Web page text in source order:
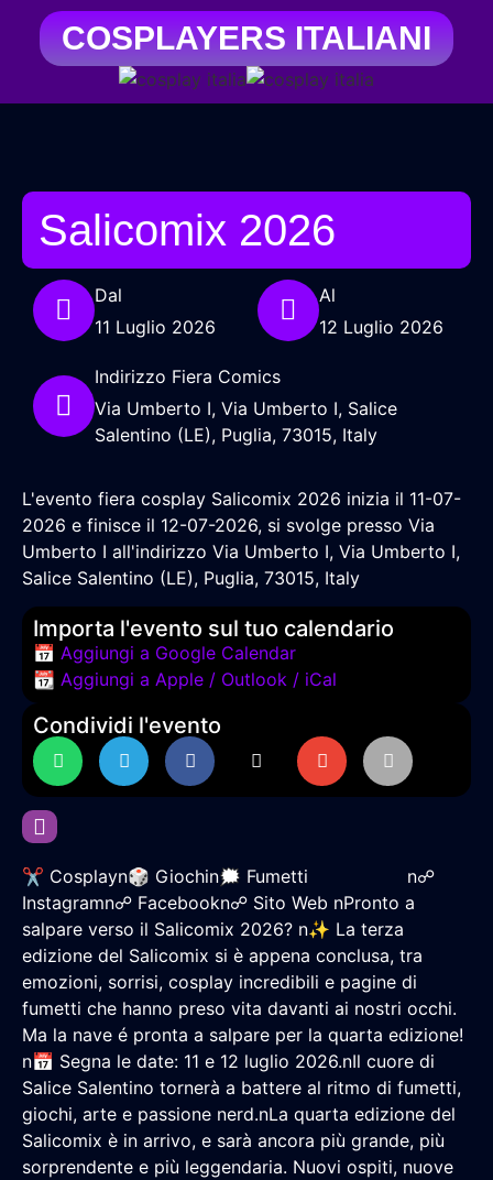
COSPLAYERS ITALIANI
Salicomix 2026
Dal
11 Luglio 2026
Al
12 Luglio 2026
Indirizzo Fiera Comics
Via Umberto I, Via Umberto I, Salice
Salentino (LE), Puglia, 73015, Italy
L'evento fiera cosplay Salicomix 2026 inizia il 11-07-
2026 e finisce il 12-07-2026, si svolge presso Via
Umberto I all'indirizzo Via Umberto I, Via Umberto I,
Salice Salentino (LE), Puglia, 73015, Italy
Importa l'evento sul tuo calendario
📅 Aggiungi a Google Calendar
📆 Aggiungi a Apple / Outlook / iCal
Condividi l'evento
✂ Cosplayn🎲 Giochin🗯 Fumetti ‎‏‏‎ ‎‏‏‎ ‎‏‏‎ ‎‏‏‎‎‏‏‎ ‎‏‏‎ ‎‏‏‎ ‎‏‏‎ ‎‏‏‎ ‎‏‏‎ ‎‏‏‎ ‎‏‏‎ ‎‏‏‎ ‎‏‏‎ ‎‏‏‎ ‎‏‏‎ ‎‏‏‎ ‎‏‏‎ n☍
Instagramn☍ Facebookn☍ Sito Web nPronto a
salpare verso il Salicomix 2026? n✨ La terza
edizione del Salicomix si è appena conclusa, tra
emozioni, sorrisi, cosplay incredibili e pagine di
fumetti che hanno preso vita davanti ai nostri occhi.
Ma la nave é pronta a salpare per la quarta edizione!
n📅 Segna le date: 11 e 12 luglio 2026.nIl cuore di
Salice Salentino tornerà a battere al ritmo di fumetti,
giochi, arte e passione nerd.nLa quarta edizione del
Salicomix è in arrivo, e sarà ancora più grande, più
sorprendente e più leggendaria. Nuovi ospiti, nuove